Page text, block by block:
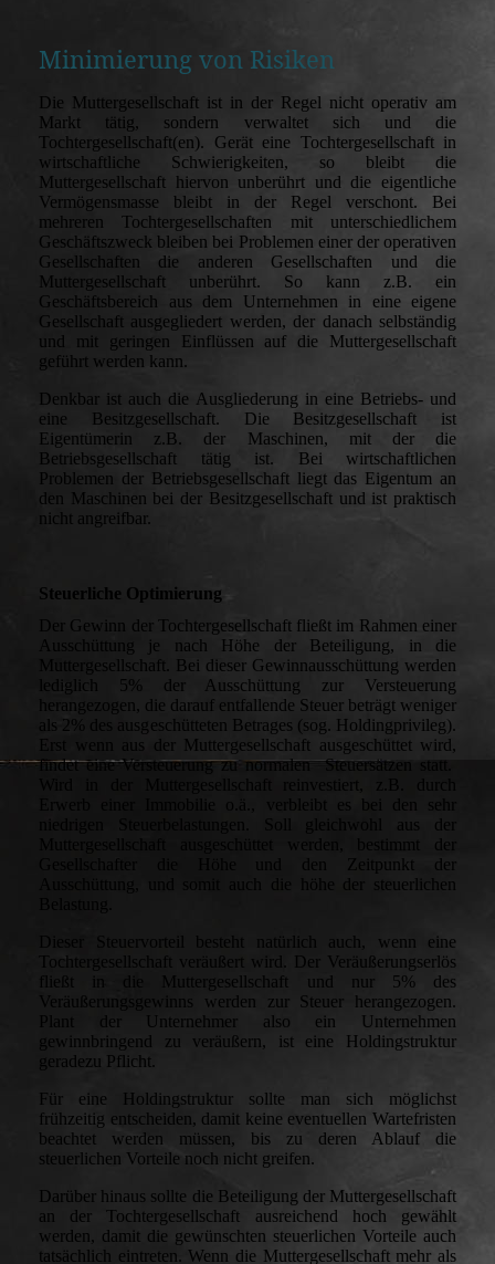
Minimierung von Risiken
Die Muttergesellschaft ist in der Regel nicht operativ am
Markt tätig, sondern verwaltet sich und die
Tochtergesellschaft(en). Gerät eine Tochtergesellschaft in
wirtschaftliche Schwierigkeiten, so bleibt die
Muttergesellschaft hiervon unberührt und die eigentliche
Vermögensmasse bleibt in der Regel verschont. Bei
mehreren Tochtergesellschaften mit unterschiedlichem
Geschäftszweck bleiben bei Problemen einer der operativen
Gesellschaften die anderen Gesellschaften und die
Muttergesellschaft unberührt. So kann z.B. ein
Geschäftsbereich aus dem Unternehmen in eine eigene
Gesellschaft ausgegliedert werden, der danach selbständig
und mit geringen Einflüssen auf die Muttergesellschaft
geführt werden kann.
Denkbar ist auch die Ausgliederung in eine Betriebs- und
eine Besitzgesellschaft. Die Besitzgesellschaft ist
Eigentümerin z.B. der Maschinen, mit der die
Betriebsgesellschaft tätig ist. Bei wirtschaftlichen
Problemen der Betriebsgesellschaft liegt das Eigentum an
den Maschinen bei der Besitzgesellschaft und ist praktisch
nicht angreifbar.
Steuerliche Optimierung
Der Gewinn der Tochtergesellschaft fließt im Rahmen einer
Ausschüttung je nach Höhe der Beteiligung, in die
Muttergesellschaft. Bei dieser Gewinnausschüttung werden
lediglich 5% der Ausschüttung zur Versteuerung
herangezogen, die darauf entfallende Steuer beträgt weniger
als 2% des ausgeschütteten Betrages (sog. Holdingprivileg).
Erst wenn aus der Muttergesellschaft ausgeschüttet wird,
findet eine Versteuerung zu normalen Steuersätzen statt.
Wird in der Muttergesellschaft reinvestiert, z.B. durch
Erwerb einer Immobilie o.ä., verbleibt es bei den sehr
niedrigen Steuerbelastungen. Soll gleichwohl aus der
Muttergesellschaft ausgeschüttet werden, bestimmt der
Gesellschafter die Höhe und den Zeitpunkt der
Ausschüttung, und somit auch die höhe der steuerlichen
Dieser Steuervorteil besteht natürlich auch, wenn eine
Tochtergesellschaft veräußert wird. Der Veräußerungserlös
fließt in die Muttergesellschaft und nur 5% des
Veräußerungsgewinns werden zur Steuer herangezogen.
Plant der Unternehmer also ein Unternehmen
gewinnbringend zu veräußern, ist eine Holdingstruktur
geradezu Pflicht.
Für eine Holdingstruktur sollte man sich möglichst
frühzeitig entscheiden, damit keine eventuellen Wartefristen
beachtet werden müssen, bis zu deren Ablauf die
steuerlichen Vorteile noch nicht greifen.
Darüber hinaus sollte die Beteiligung der Muttergesellschaft
an der Tochtergesellschaft ausreichend hoch gewählt
werden, damit die gewünschten steuerlichen Vorteile auch
tatsächlich eintreten. Wenn die Muttergesellschaft mehr als